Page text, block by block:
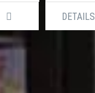
DETAILS